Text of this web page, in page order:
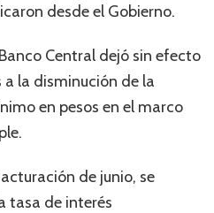
desde el Gobierno.
Central dejó sin efecto
la disminución de la
en pesos en el marco
de junio, se
tasa de interés